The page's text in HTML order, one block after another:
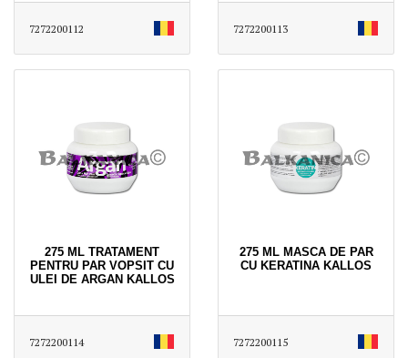
7272200112 7272200113
275 ML TRATAMENT
PENTRU PAR VOPSIT CU
ULEI DE ARGAN KALLOS
7272200114
275 ML MASCA DE PAR
CU KERATINA KALLOS
7272200115